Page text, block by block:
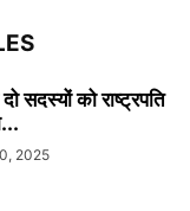
सदस्यों को राष्ट्रपति
2025